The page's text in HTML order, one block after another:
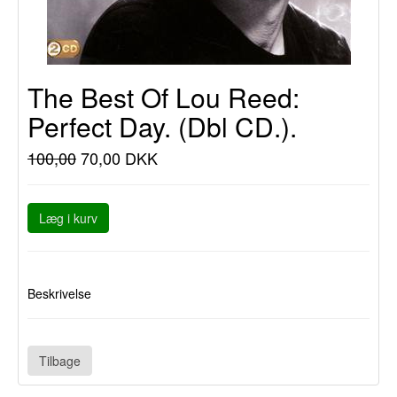
The Best Of Lou Reed:
Perfect Day. (Dbl CD.).
100,0070,00 DKK
Læg i kurv
Beskrivelse
Tilbage